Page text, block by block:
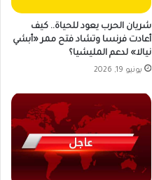
شريان الحرب يعود للحياة.. كيف
أعادت فرنسا وتشاد فتح ممر «أبشي
نيالا» لدعم المليشيا؟
يونيو 19, 2026